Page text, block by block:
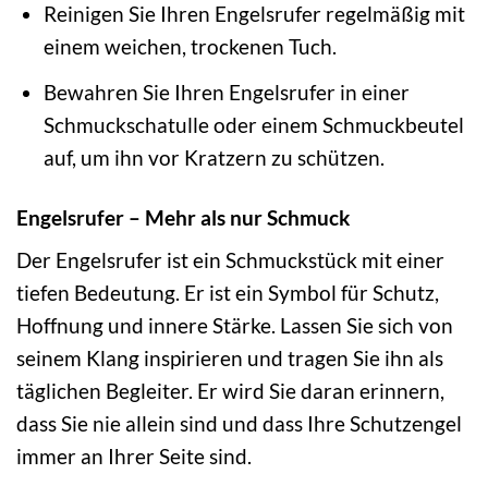
Reinigen Sie Ihren Engelsrufer regelmäßig mit
einem weichen, trockenen Tuch.
Bewahren Sie Ihren Engelsrufer in einer
Schmuckschatulle oder einem Schmuckbeutel
auf, um ihn vor Kratzern zu schützen.
Engelsrufer – Mehr als nur Schmuck
Der Engelsrufer ist ein Schmuckstück mit einer
tiefen Bedeutung. Er ist ein Symbol für Schutz,
Hoffnung und innere Stärke. Lassen Sie sich von
seinem Klang inspirieren und tragen Sie ihn als
täglichen Begleiter. Er wird Sie daran erinnern,
dass Sie nie allein sind und dass Ihre Schutzengel
immer an Ihrer Seite sind.